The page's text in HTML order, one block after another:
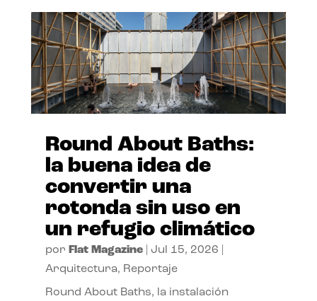
Round About Baths:
la buena idea de
convertir una
rotonda sin uso en
un refugio climático
por Flat Magazine| Jul 15, 2026
Arquitectura, Reportaje
Round About Baths, la instalación